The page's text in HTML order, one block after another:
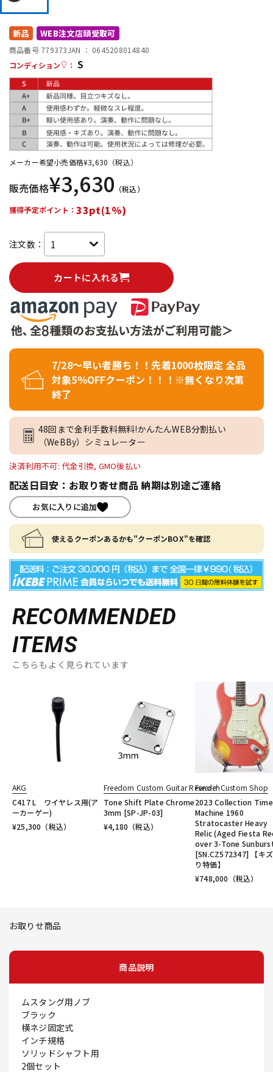
配信/ライブ機器
新品 WEB注文店頭受取可
商品番号 779373JAN ： 0645208014840
コンディション
： S
メーカー希望小売価格¥3,630 （税込）
販売価格¥3,630 （税込）
獲得予定ポイント：33pt(1%)
注文数：
カートに入れる
7/28～早い者勝ち！！先着1000枚限定 全品
対象5％OFFクーポン！！！※無くなり次第
終了
48回まで金利手数料無料!かんたんWEB分割払い
（WeBBy）シミュレーター
決済利用不可: 代金引換, GMO後払い
配送日目安：お取り寄せ商品 納期は別途ご連絡
お気に入りに追加
使えるクーポンあるかも"クーポンBOX"を確認
RECOMMENDED
ITEMS
こちらもよく見られています
AKG
C417 L ワイヤレス用(ア
ーカーゲー)
¥25,300 （税込）
Freedom Custom Guitar Research
Tone Shift Plate Chrome
3mm [SP-JP-03]
¥4,180 （税込）
Fender Custom Shop
2023 Collection Time
Machine 1960
Stratocaster Heavy
Relic (Aged Fiesta
over 3-Tone
[SN.CZ572347] 【キ
り特価】
¥748,000 （税込）
お取りせ商品
商品説明
ムスタング用ノブ
ブラック
横ネジ固定式
インチ規格
ソリッドシャフト用
2個セット